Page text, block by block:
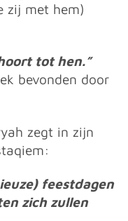
zij met hem)
tot hen.”
bevonden door
zegt in zijn
feestdagen
zich zullen